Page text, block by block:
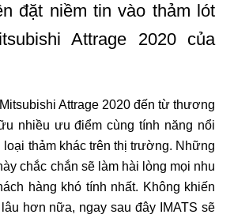
đặt niềm tin vào thảm lót
Attrage 2020 của
Attrage 2020 đến từ thương
nhiều ưu điểm cùng tính năng nổi
loại thảm khác trên thị trường. Những
chắc chắn sẽ làm hài lòng mọi nhu
hàng khó tính nhất. Không khiến
hơn nữa, ngay sau đây IMATS sẽ